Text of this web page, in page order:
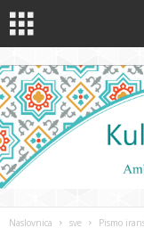
Naslovnica sve Pismo